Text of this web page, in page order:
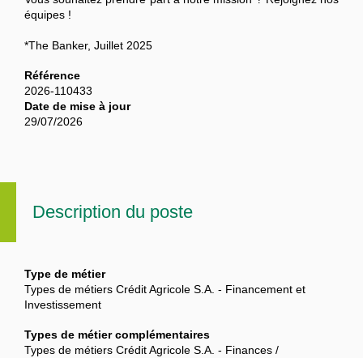
Description du poste
Type de métier
Types de métiers Crédit Agricole S.A. - Financement et
Investissement
Types de métier complémentaires
Types de métiers Crédit Agricole S.A. - Finances /
équipes !
*The Banker, Juillet 2025
Référence
2026-110433
Date de mise à jour
29/07/2026